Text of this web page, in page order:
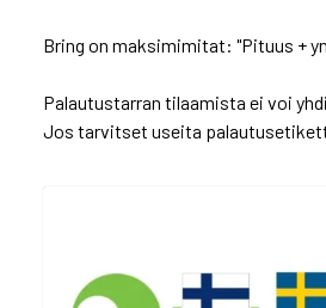
Bring on maksimimitat: "Pituus +
Palautustarran tilaamista ei voi
Jos tarvitset useita